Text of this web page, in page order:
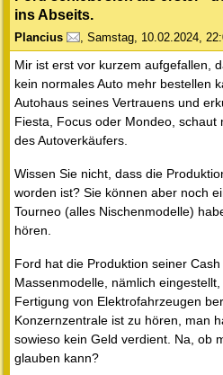
ins Abseits.
Plancius , Samstag, 10.02.2024,
Mir ist erst vor kurzem aufgefallen,
kein normales Auto mehr bestellen
Autohaus seines Vertrauens und
Fiesta, Focus oder Mondeo, schaut
des Autoverkäufers.
Wissen Sie nicht, dass die
worden ist? Sie können aber noch
Tourneo (alles Nischenmodelle)
hören.
Ford hat die Produktion seiner
Massenmodelle, nämlich
Fertigung von Elektrofahrzeugen
Konzernzentrale ist zu hören, man
sowieso kein Geld verdient. Na, ob
glauben kann?